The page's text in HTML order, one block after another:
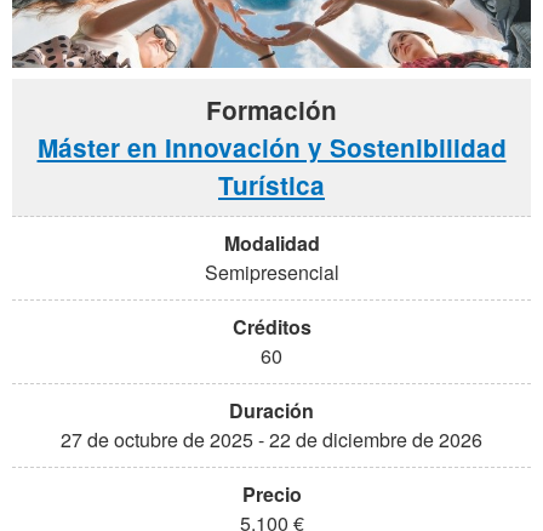
Máster en Innovación y Sostenibilidad
Turística
Semipresencial
60
27 de octubre de 2025 - 22 de diciembre de 2026
5.100 €